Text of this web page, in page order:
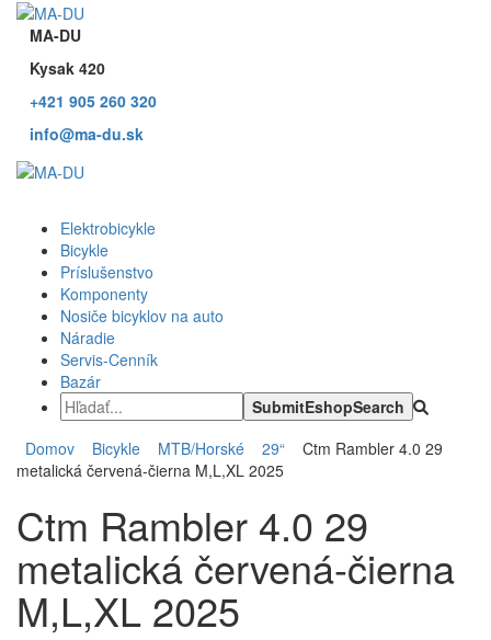
MA-DU
Kysak 420
+421 905 260 320
info@ma-du.sk
Elektrobicykle
Bicykle
Príslušenstvo
Komponenty
Nosiče bicyklov na auto
Náradie
Servis-Cenník
Bazár
Domov Bicykle MTB/Horské 29“
Ctm Rambler 4.0 29
metalická červená-čierna M,L,XL 2025
Ctm Rambler 4.0 29
metalická červená-čierna
M,L,XL 2025